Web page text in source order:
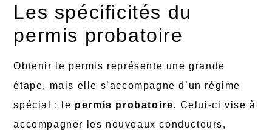
Les spécificités du
permis probatoire
Obtenir le permis représente une grande
étape, mais elle s’accompagne d’un régime
spécial : le permis probatoire. Celui-ci vise à
accompagner les nouveaux conducteurs,